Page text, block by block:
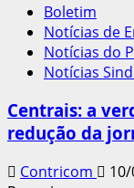
Boletim
Notícias de
Notícias do
Notícias
Centrais: a
redução da
Contricom